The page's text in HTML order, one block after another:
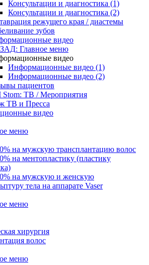
Консультации и диагностика (1)
Консультации и диагностика (2)
режущего края / диастемы
зубов
видео
Главное меню
видео
Информационные видео (1)
Информационные видео (2)
пациентов
Stom: ТВ / Мероприятия
ТВ и Пресса
видео
меню
на мужскую трансплантацию волос
на ментопластику (пластику
на мужскую и женскую
тела на аппарате Vaser
меню
хирургия
волос
меню